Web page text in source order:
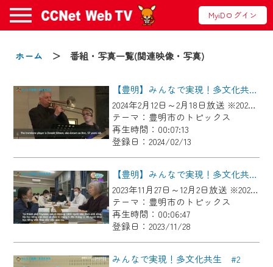
MyiDログイン
ホーム ＞ 番組・写真一覧(関連映像・写真)
【豊明】みんなで実現！多文化共生＃5
2024年2月12日～2月18日放送 ※2025年2月23日まで掲載
テーマ：豊明市のトピックス
再生時間：00:07:13
登録日：2024/02/13
【豊明】みんなで実現！多文化共生＃４
2023年11月27日～12月2日放送 ※2024年12月8日まで掲載
テーマ：豊明市のトピックス
再生時間：00:06:47
登録日：2023/11/28
みんなで実現！多文化共生 #2
お知らせ
2024/09/02
動画配信サービス『CCNet Web TV』は2024
年9月24日からリニューアルします！
【変更点】
◆デザイン変更により、お住まいの地域
の動画コンテンツが一目瞭然。
◆当社アプリやＰＣブラウザから、いつ
でも・どこでも・外出先でも！
CCNetサービスエリア20市町の地域情報
番組をご視聴いただけます！